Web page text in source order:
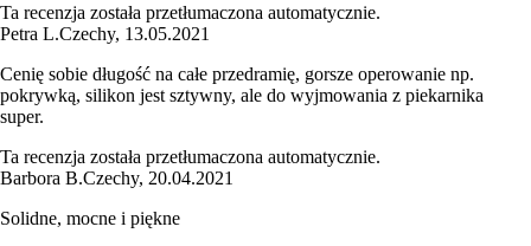
Ta recenzja została przetłumaczona automatycznie.
Petra L.Czechy, 13.05.2021
Cenię sobie długość na całe przedramię, gorsze operowanie np.
pokrywką, silikon jest sztywny, ale do wyjmowania z piekarnika
super.
Ta recenzja została przetłumaczona automatycznie.
Barbora B.Czechy, 20.04.2021
Solidne, mocne i piękne